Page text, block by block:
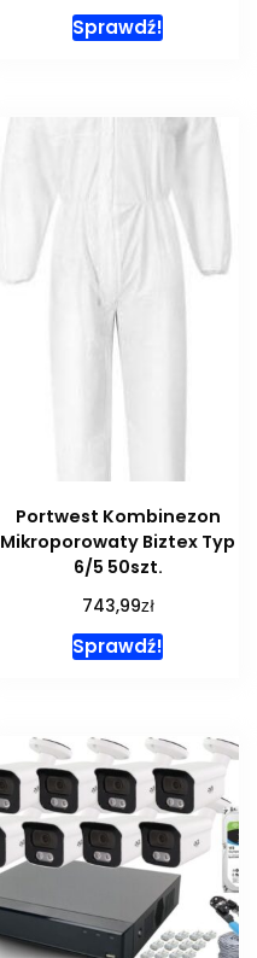
Sprawdź!
Portwest Kombinezon
Mikroporowaty Biztex Typ
6/5 50szt.
743,99zł
Sprawdź!